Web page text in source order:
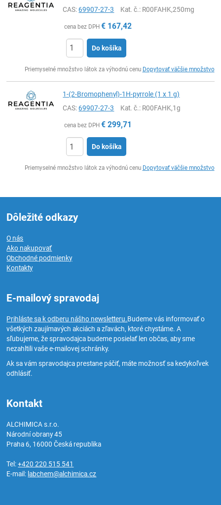
CAS:69907-27-3 Kat. č.: R00FAHK,250mg
cena bez DPH € 167,42
Do košíka
Priemyselné množstvo látok za výhodnú cenu Dopytovať väčšie množstvo
1-(2-Bromophenyl)-1H-pyrrole (1 x 1 g)
CAS:69907-27-3 Kat. č.: R00FAHK,1g
cena bez DPH € 299,71
Do košíka
Priemyselné množstvo látok za výhodnú cenu Dopytovať väčšie množstvo
Dôležité odkazy
O nás
Ako nakupovať
Obchodné podmienky
Kontakty
E-mailový spravodaj
Prihláste sa k odberu nášho newsletteru.Budeme vás informovať o
všetkých zaujímavých akciách a zľavách, ktoré chystáme. A
sľubujeme, že spravodajca budeme posielať len občas, aby sme
nezahltili vaše e-mailovej schránky.
Ak sa vám spravodajca prestane páčiť, máte možnosť sa kedykoľvek
odhlásiť.
Kontakt
ALCHIMICA s.r.o.
Národní obrany 45
Praha 6, 16000Česká republika
Tel:+420 220 515 541
E-mail: labchem@alchimica.cz